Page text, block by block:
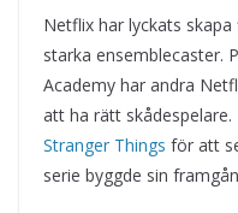
Netflix har lyckats
starka ensemblecaster.
Academy har andra
att ha rätt skådespelare.
Stranger Things för att
serie byggde sin